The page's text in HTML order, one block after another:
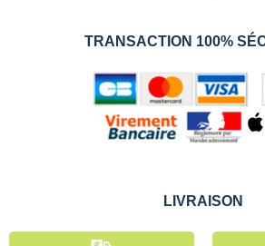
TRANSACTION 100%
LIVRAISON